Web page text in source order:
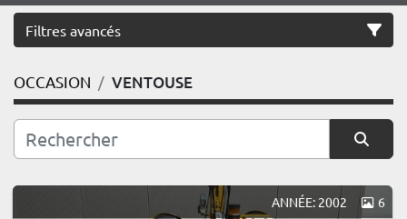
Filtres avancés
Catégorie
OCCASION VENTOUSE
ANNÉE: 2002 6